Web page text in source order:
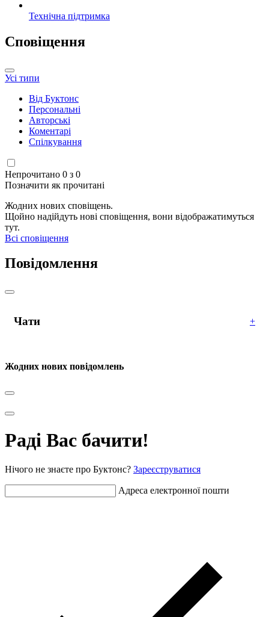
Технічна підтримка
Сповіщення
Усі типи
Від Буктонс
Персональні
Авторські
Коментарі
Спілкування
Непрочитано 0 з 0
Позначити як прочитані
Жодних нових сповіщень.
Щойно надійдуть нові сповіщення, вони відображатимуться
тут.
Всі сповіщення
Повідомлення
Чати +
Жодних нових повідомлень
Раді Вас бачити!
Нічого не знаєте про Буктонс? Зареєструватися
Адреса електронної пошти